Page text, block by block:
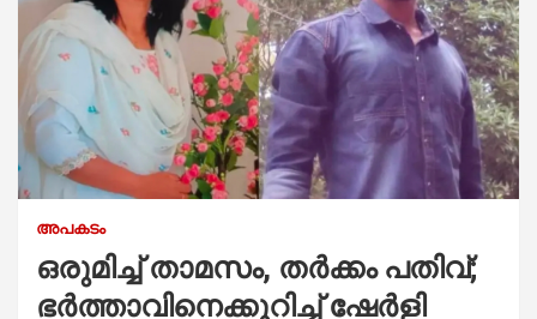
അപകടം
ഒരുമിച്ച് താമസം, തർക്കം പതിവ്;
ഭർത്താവിനെക്കുറിച്ച് ഷേർളി